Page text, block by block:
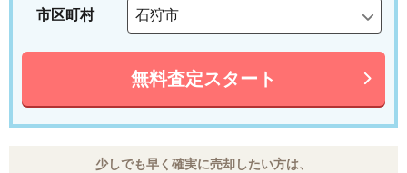
市区町村
無料査定スタート
少しでも早く確実に売却したい方は、